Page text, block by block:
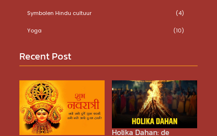
Symbolen Hindu cultuur (4)
Yoga (10)
Recent Post
Holika Dahan: de